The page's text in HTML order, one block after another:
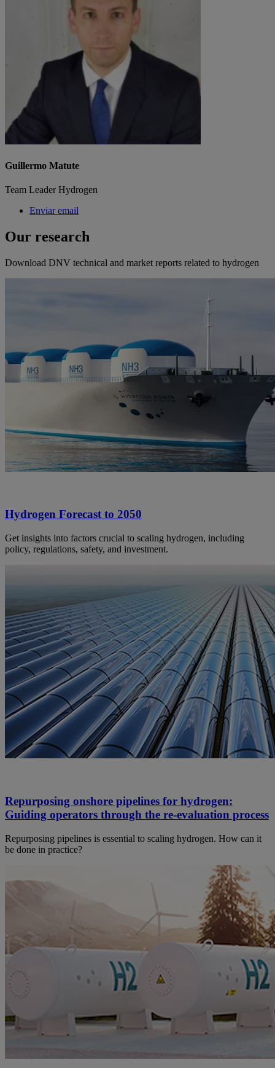
Guillermo Matute
Team Leader Hydrogen
Enviar email
Our research
Download DNV technical and market reports related to hydrogen
Hydrogen Forecast to 2050
Get insights into factors crucial to scaling hydrogen, including
policy, regulations, safety, and investment.
Repurposing onshore pipelines for hydrogen:
Guiding operators through the re-evaluation process
Repurposing pipelines is essential to scaling hydrogen. How can it
be done in practice?